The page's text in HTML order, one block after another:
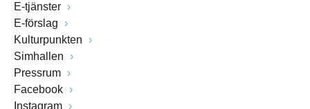
E-tjänster
E-förslag
Kulturpunkten
Simhallen
Pressrum
Facebook
Instagram